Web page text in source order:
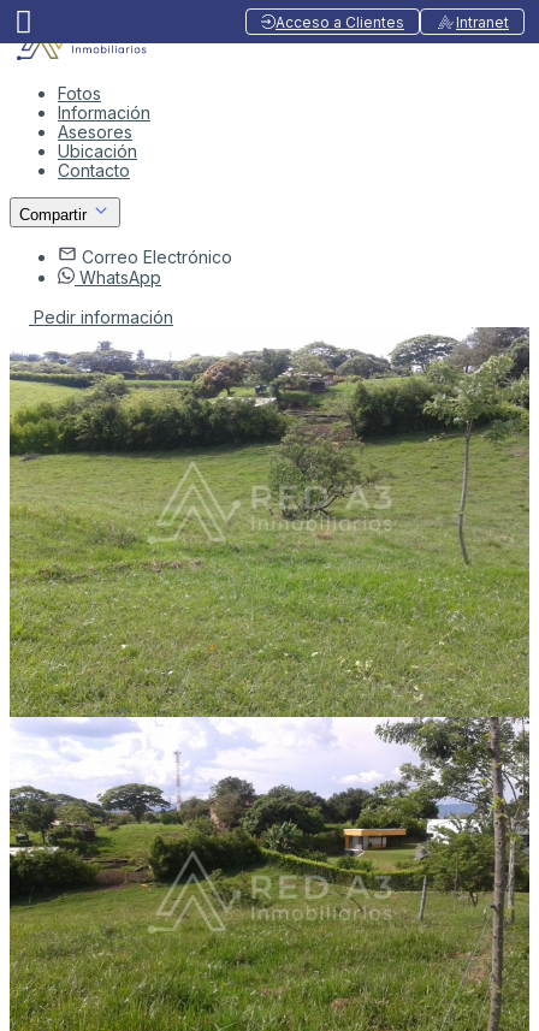
Acceso a Clientes Intranet
Fotos
Información
Asesores
Ubicación
Contacto
Compartir
Correo Electrónico
WhatsApp
Pedir información